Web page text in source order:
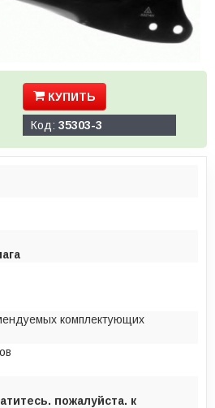
КУПИТЬ
Код: 35303-3
комплектующих
пожалуйста. к